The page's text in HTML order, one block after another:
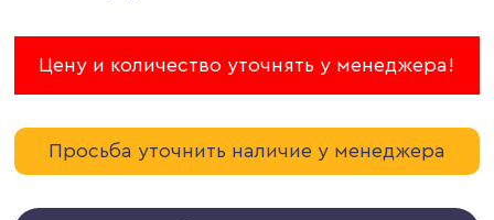
Цену и количество уточнять у менеджера!
Просьба уточнить наличие у менеджера